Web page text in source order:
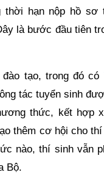
thời hạn nộp hồ sơ
là bước đầu tiên
tạo, trong đó có
tác tuyển sinh
thức, kết hợp
thêm cơ hội cho
nào, thí sinh vẫn
Bộ.